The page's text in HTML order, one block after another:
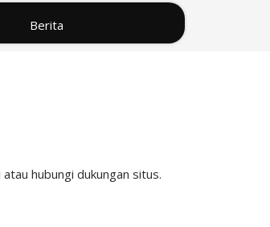
Berita
hubungi dukungan situs.